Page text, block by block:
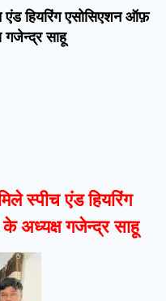
एंड हियरिंग एसोसिएशन ऑफ़
गजेन्द्र साहू
स्पीच एंड हियरिंग
अध्यक्ष गजेन्द्र साहू